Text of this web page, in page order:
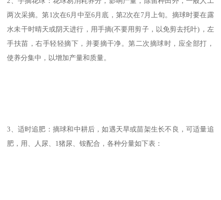
两次采摘。第1次在6月中至6月底，第2次在7月上旬。摘球时要在露
水未干时晴天或阴天进行，用手摘(不要用剪子，以免剪去托叶)，左
手扶苗，右手轻轻摘下，并要摘干净。第二次摘球时，应全部打，
使养分集中，以增加产量和质量。
3、适时追肥：摘球和中耕后，如遇天旱或苗架生长不良，可适量追
肥，用、人尿、1猪尿、铵配合，各种分量如下表：